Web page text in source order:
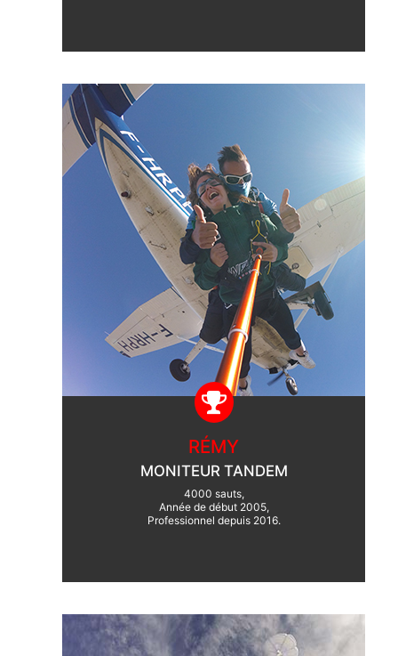
RÉMY
MONITEUR TANDEM
4000 sauts,
Année de début 2005,
Professionnel depuis 2016.